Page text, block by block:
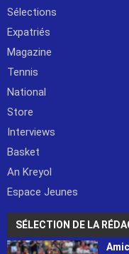
Sélections
Expatriés
Magazine
Tennis
National
Store
Interviews
Basket
An Kreyol
Espace Jeunes
SÉLECTION DE LA